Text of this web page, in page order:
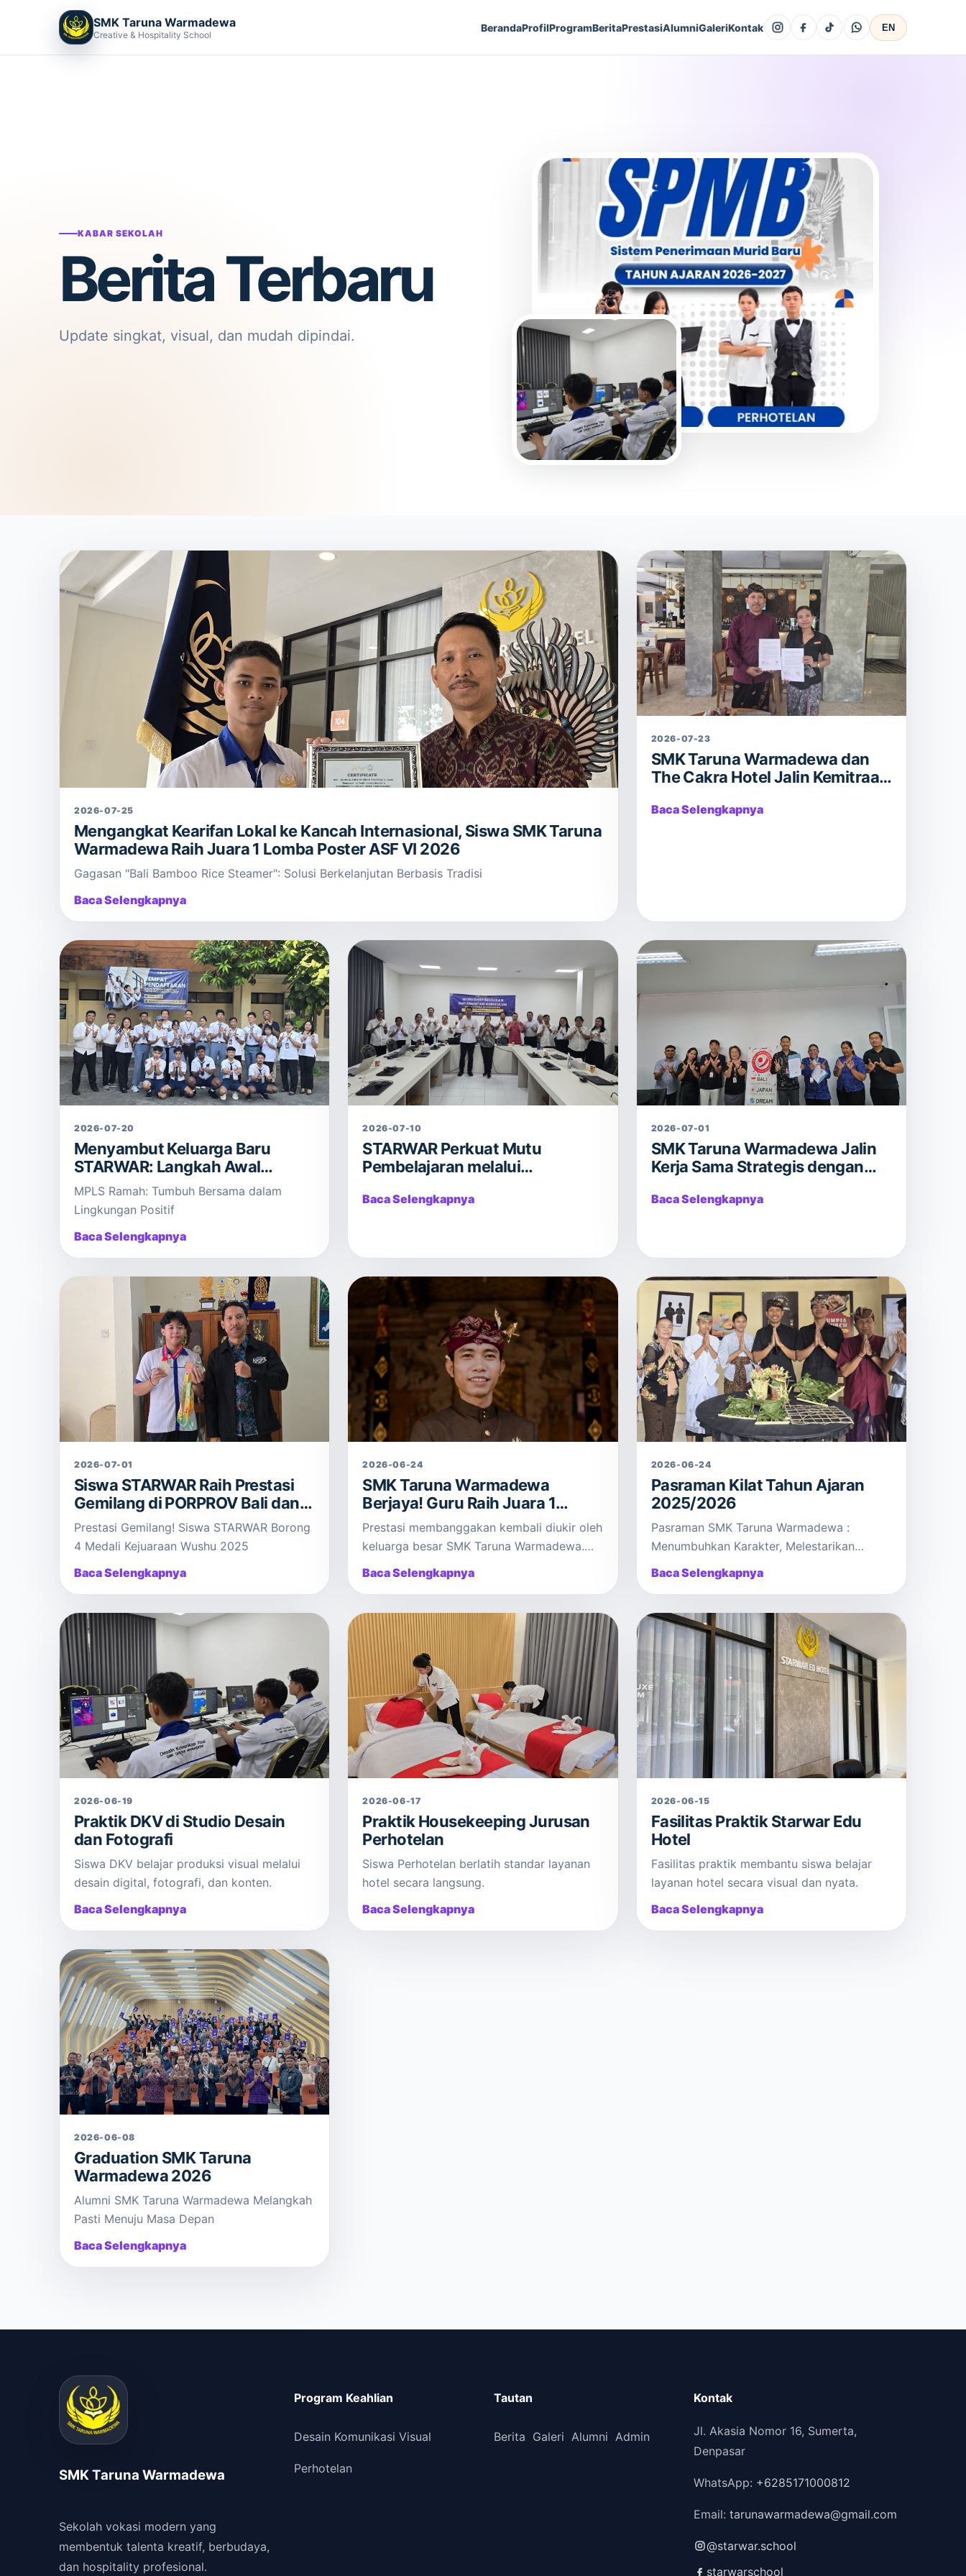
SMK Taruna Warmadewa
Creative & Hospitality School
BerandaProfilProgramBeritaPrestasiAlumniGaleriKontak
InstagramFacebookTikTok WhatsApp
EN
KABAR SEKOLAH
Berita Terbaru
Update singkat, visual, dan mudah dipindai.
2026-07-25
Mengangkat Kearifan Lokal ke Kancah Internasional, Siswa SMK Taruna
Warmadewa Raih Juara 1 Lomba Poster ASF VI 2026
Gagasan "Bali Bamboo Rice Steamer": Solusi Berkelanjutan Berbasis Tradisi
Baca Selengkapnya
2026-07-23
SMK Taruna Warmadewa dan
The Cakra Hotel Jalin Kemitraan
Pendidikan Vokasi Berbasis
Baca Selengkapnya
2026-07-20
Menyambut Keluarga Baru
STARWAR: Langkah Awal
Menuju Masa Depan Gemilang!
MPLS Ramah: Tumbuh Bersama dalam
Lingkungan Positif
Baca Selengkapnya
2026-07-10
STARWAR Perkuat Mutu
Pembelajaran melalui
Implementasi Kurikulum Tahun
Baca Selengkapnya
2026-07-01
SMK Taruna Warmadewa Jalin
Kerja Sama Strategis dengan
Peluang Karier Internasional
Baca Selengkapnya
2026-07-01
Siswa STARWAR Raih Prestasi
Gemilang di PORPROV Bali dan
Mangupura Cup 2025
Prestasi Gemilang! Siswa STARWAR Borong
4 Medali Kejuaraan Wushu 2025
Baca Selengkapnya
2026-06-24
​SMK Taruna Warmadewa
Berjaya! Guru Raih Juara 1
Lomba Sunari di Jantra Tradisi
Bali 2026 ​DENPASAR
Prestasi membanggakan kembali diukir oleh
keluarga besar SMK Taruna Warmadewa.
Rabu, 24 Juni 2026, salah satu…
Baca Selengkapnya
2026-06-24
Pasraman Kilat Tahun Ajaran
2025/2026
Pasraman SMK Taruna Warmadewa :
Menumbuhkan Karakter, Melestarikan
Budaya Bali
Baca Selengkapnya
2026-06-19
Praktik DKV di Studio Desain
dan Fotografi
Siswa DKV belajar produksi visual melalui
desain digital, fotografi, dan konten.
Baca Selengkapnya
2026-06-17
Praktik Housekeeping Jurusan
Perhotelan
Siswa Perhotelan berlatih standar layanan
hotel secara langsung.
Baca Selengkapnya
2026-06-15
Fasilitas Praktik Starwar Edu
Hotel
Fasilitas praktik membantu siswa belajar
layanan hotel secara visual dan nyata.
Baca Selengkapnya
2026-06-08
Graduation SMK Taruna
Warmadewa 2026
Alumni SMK Taruna Warmadewa Melangkah
Pasti Menuju Masa Depan
Baca Selengkapnya
SMK Taruna Warmadewa
Sekolah vokasi modern yang
membentuk talenta kreatif, berbudaya,
dan hospitality profesional.
Program Keahlian
Desain Komunikasi Visual
Perhotelan
Tautan
Berita Galeri Alumni Admin
Kontak
Jl. Akasia Nomor 16, Sumerta,
Denpasar
WhatsApp: +6285171000812
Email: tarunawarmadewa@gmail.com
@starwar.school
starwarschool